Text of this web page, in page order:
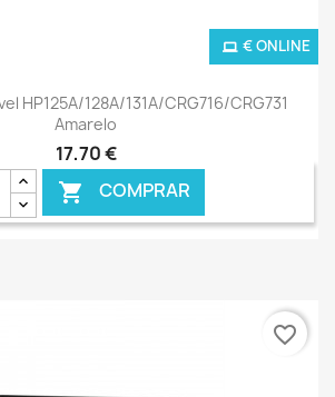
HP125A/128A/131A/CRG716/CRG731
Amarelo
17,70 €
 COMPRAR
€ ONLINE
favorite_border